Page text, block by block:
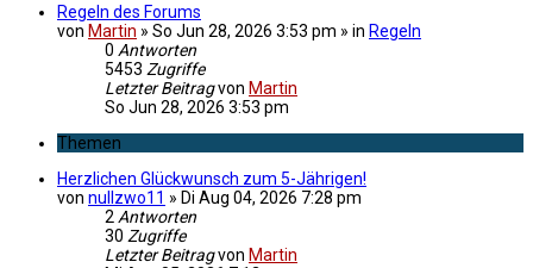
Regeln des Forums
von Martin » So Jun 28, 2026 3:53 pm » in Regeln
0 Antworten
5453 Zugriffe
Letzter Beitragvon Martin
So Jun 28, 2026 3:53 pm
Themen
Herzlichen Glückwunsch zum 5-Jährigen!
von nullzwo11 » Di Aug 04, 2026 7:28 pm
2 Antworten
30 Zugriffe
Letzter Beitragvon Martin